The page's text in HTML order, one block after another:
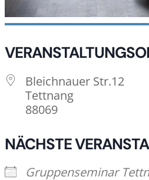
Bleichnauer Str.12
Tettnang
88069
NÄCHSTE
Gruppenseminar